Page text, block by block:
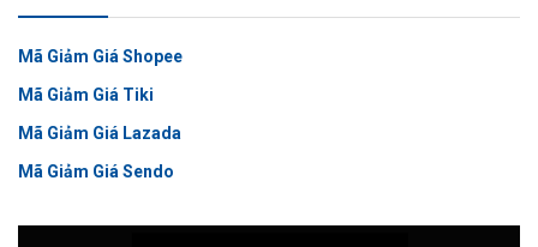
Mã Giảm Giá Shopee
Mã Giảm Giá Tiki
Mã Giảm Giá Lazada
Mã Giảm Giá Sendo